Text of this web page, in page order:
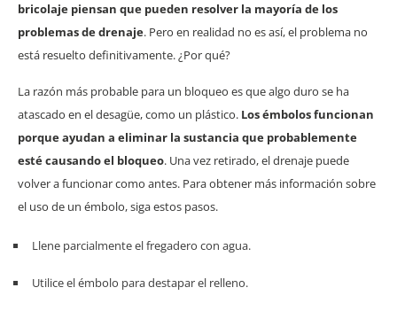
bricolaje piensan que pueden resolver la mayoría de los
problemas de drenaje. Pero en realidad no es así, el problema no
está resuelto definitivamente. ¿Por qué?
La razón más probable para un bloqueo es que algo duro se ha
atascado en el desagüe, como un plástico. Los émbolos funcionan
porque ayudan a eliminar la sustancia que probablemente
esté causando el bloqueo. Una vez retirado, el drenaje puede
volver a funcionar como antes. Para obtener más información sobre
el uso de un émbolo, siga estos pasos.
Llene parcialmente el fregadero con agua.
Utilice el émbolo para destapar el relleno.